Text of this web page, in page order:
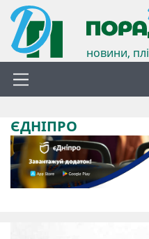
новини,
ЄДНІПРО